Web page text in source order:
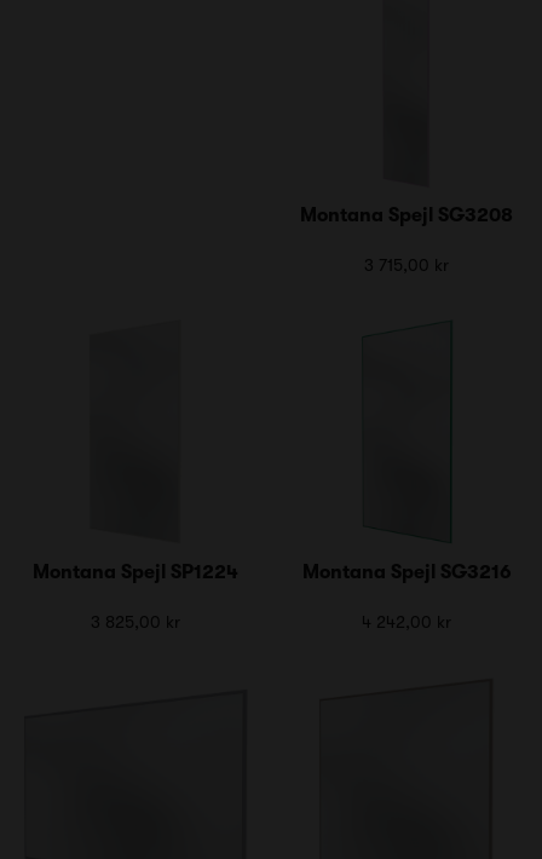
Montana Spejl SG3208
3 715,00 kr
Montana Spejl SP1224
3 825,00 kr
Montana Spejl SG3216
4 242,00 kr